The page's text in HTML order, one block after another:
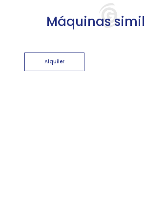
Máquinas